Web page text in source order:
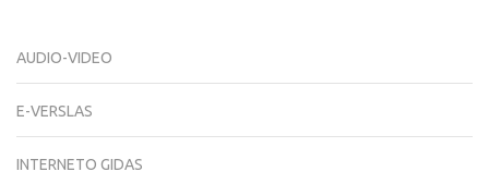
AUDIO-VIDEO
E-VERSLAS
INTERNETO GIDAS